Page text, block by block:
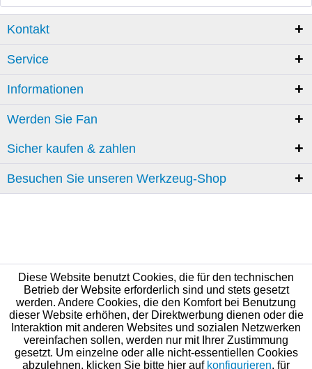
Kontakt
Service
Informationen
Werden Sie Fan
Sicher kaufen & zahlen
Besuchen Sie unseren Werkzeug-Shop
Diese Website benutzt Cookies, die für den technischen
Betrieb der Website erforderlich sind und stets gesetzt
werden. Andere Cookies, die den Komfort bei Benutzung
dieser Website erhöhen, der Direktwerbung dienen oder die
Interaktion mit anderen Websites und sozialen Netzwerken
vereinfachen sollen, werden nur mit Ihrer Zustimmung
gesetzt. Um einzelne oder alle nicht-essentiellen Cookies
abzulehnen, klicken Sie bitte hier auf konfigurieren, für